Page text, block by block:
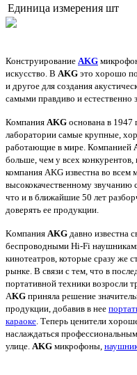
Единица измерения шт
Конструирование AKG
искусство. В AKG это хорошо
и другое для создания
самыми правдиво и естественно
Компания AKG основана в 1947
лаборатории самые крупные,
работающие в мире. Компанией
больше, чем у всех конкурентов,
компания AKG известна во всем
высококачественному
что и в ближайшие 50 лет
доверять ее продукции.
Kомпания AKG давно известна
беспроводными Hi-Fi
кинотеатров, которые сразу же
рынке. В связи с тем, что в
портативной техники возросли
AKG приняла решение
продукции, добавив в нее
караоке. Теперь ценители
наслаждаться
улице. AKG микрофоны,